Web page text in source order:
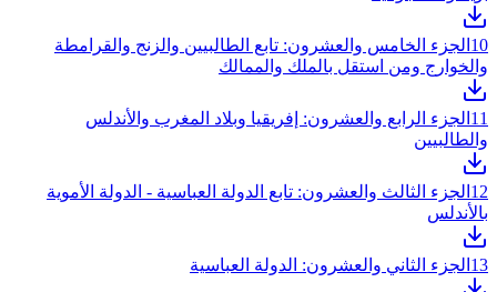
10 الجزء الخامس والعشرون: تابع الطالبيين والزنج والقرامطة
والخوارج ومن استقل بالملك والممالك
11 الجزء الرابع والعشرون: إفريقيا وبلاد المغرب والأندلس
والطالبيين
12 الجزء الثالث والعشرون: تابع الدولة العباسية - الدولة الأموية
بالأندلس
13 الجزء الثاني والعشرون: الدولة العباسية